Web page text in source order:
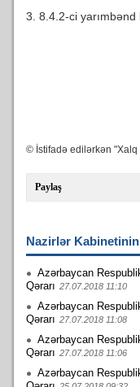
3. 8.4.2-ci yarımbənd
© İstifadə edilərkən "Xalq
Paylaş
Nazirlər Kabinetinin
Azərbaycan
Qərarı 27.07.2018 11:10
Azərbaycan
Qərarı 27.07.2018 11:08
Azərbaycan
Qərarı 27.07.2018 11:06
Azərbaycan